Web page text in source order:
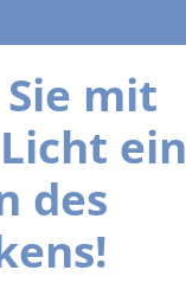
mit
ein
des